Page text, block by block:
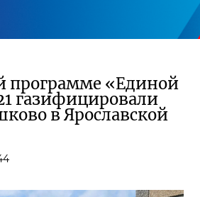
программе «Единой
газифицировали
в Ярославской